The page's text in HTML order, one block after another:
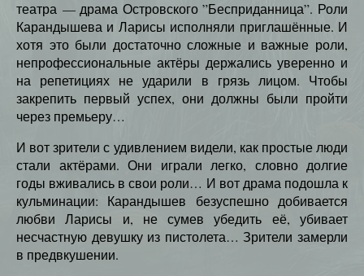
театра — драма Островского ”Бесприданница”. Роли
Карандышева и Ларисы исполняли приглашённые. И
хотя это были достаточно сложные и важные роли,
непрофессиональные актёры держались уверенно и
на репетициях не ударили в грязь лицом. Чтобы
закрепить первый успех, они должны были пройти
через премьеру…
И вот зрители с удивлением видели, как простые люди
стали актёрами. Они играли легко, словно долгие
годы вживались в свои роли… И вот драма подошла к
кульминации: Карандышев безуспешно добивается
любви Ларисы и, не сумев убедить её, убивает
несчастную девушку из пистолета… Зрители замерли
в предвкушении.